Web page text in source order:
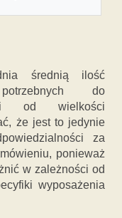
średnią ilość
do
od wielkości
że jest to jedynie
za
ponieważ
w zależności od
wyposażenia